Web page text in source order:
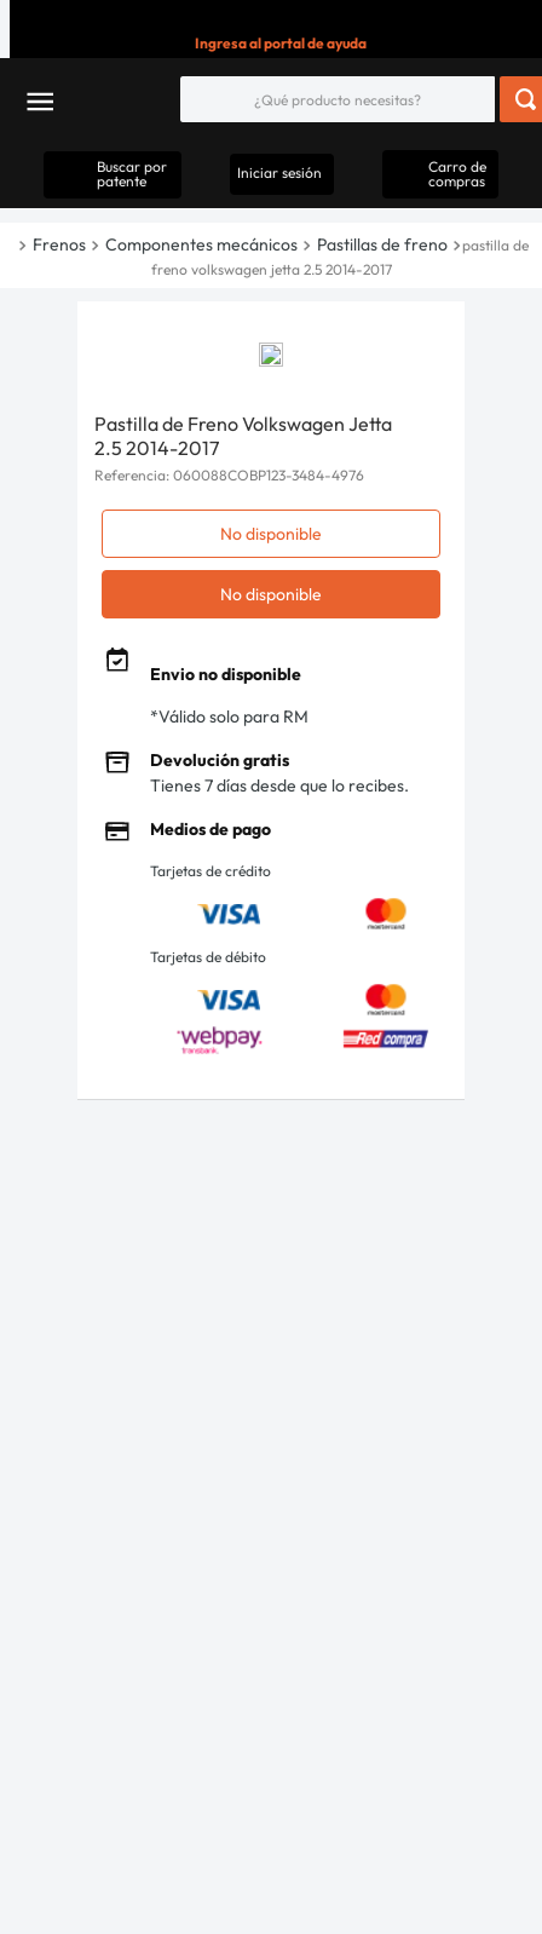
Ingresa al portal de ayuda
Buscar por
patente
Iniciar sesión
Carro de
compras
Frenos Componentes mecánicos Pastillas de freno
pastilla de
freno volkswagen jetta 2.5 2014-2017
Pastilla de Freno Volkswagen Jetta
2.5 2014-2017
Referencia: 060088COBP123-3484-4976
No disponible
No disponible
Envio no disponible
*Válido solo para RM
Devolución gratis
Tienes 7 días desde que lo recibes.
Medios de pago
Tarjetas de crédito
Tarjetas de débito